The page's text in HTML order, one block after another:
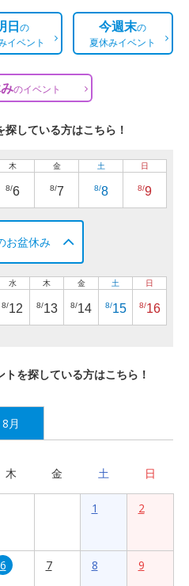
日の
イベント
今週末の
夏休みイベント
のイベント
している方はこちら！
木
8/6
金
8/7
土
8/8
日
8/9
お盆休み
水
8/12
木
8/13
金
8/14
土
8/15
日
8/16
を探している方はこちら！
8月
木 金 土 日
1 2
6 7 8 9